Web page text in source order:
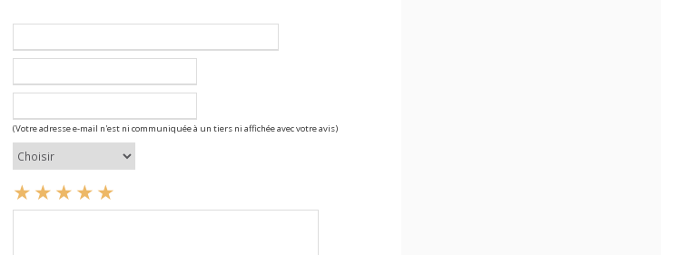
(Votre adresse e-mail n'est ni communiquée à un tiers ni affichée avec votre avis)